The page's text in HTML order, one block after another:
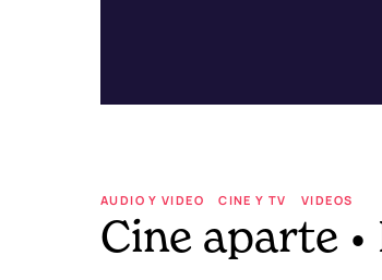
AUDIO Y VIDEO CINE Y TV VIDEOS
Cine aparte